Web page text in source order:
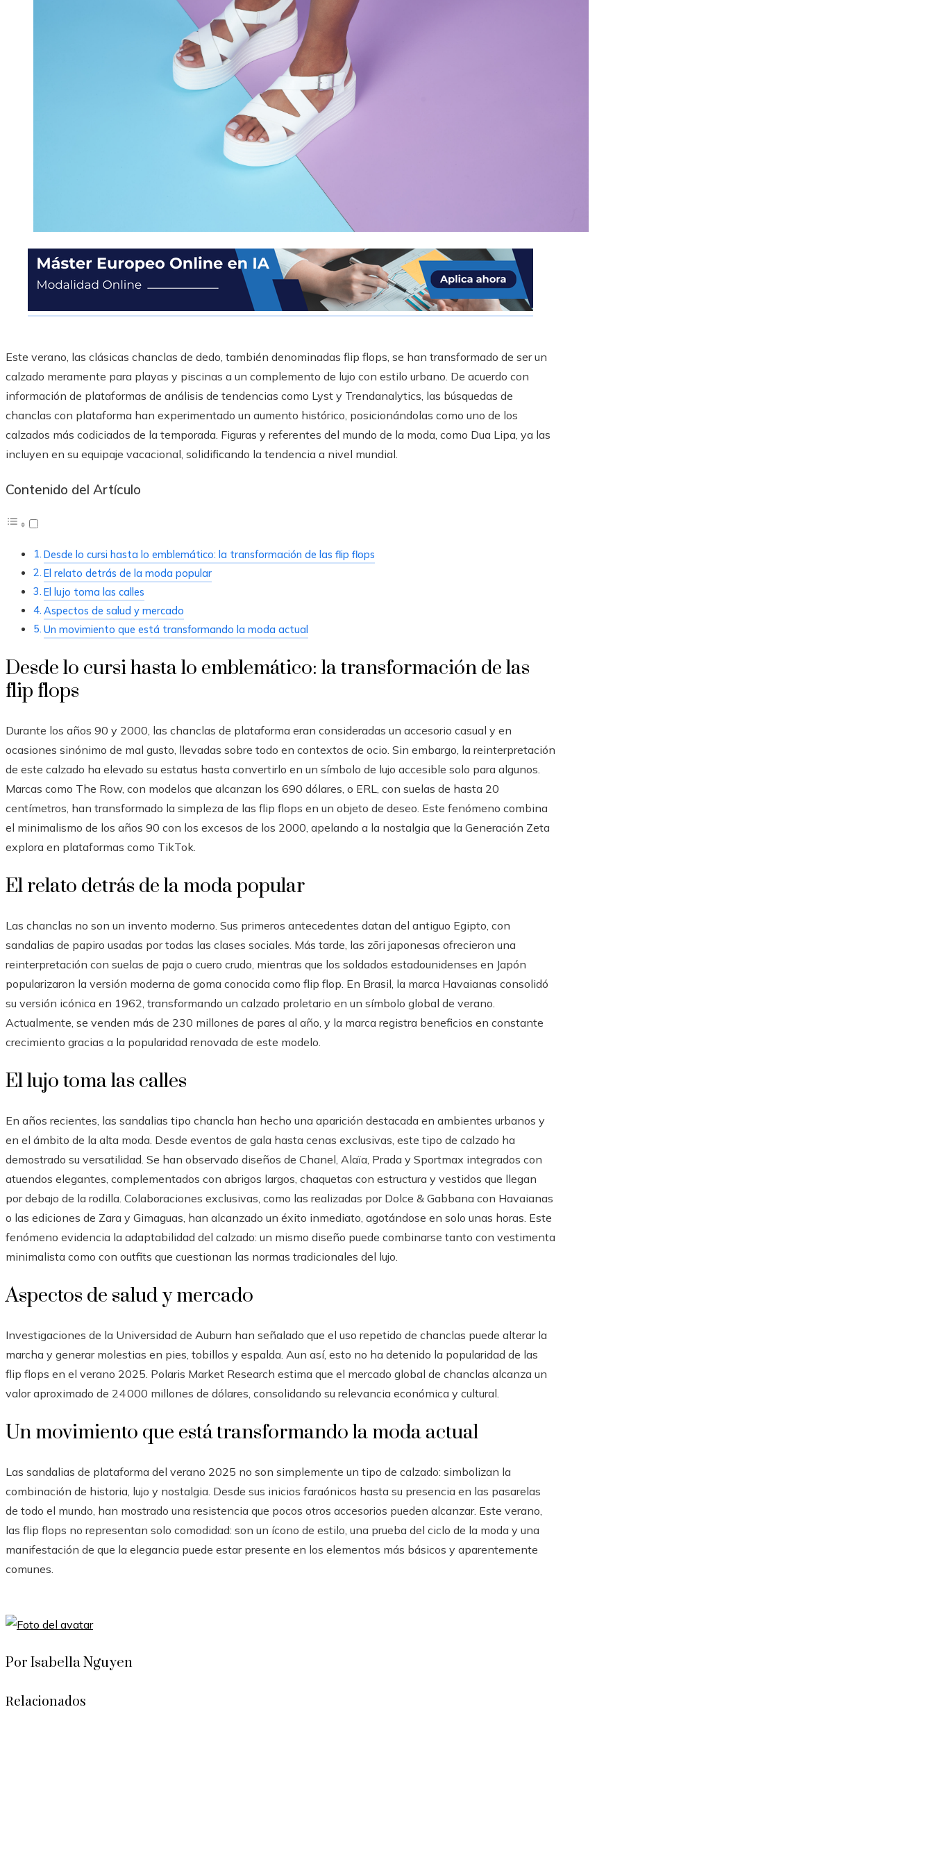
Este verano, las clásicas chanclas de dedo, también denominadas flip flops, se han transformado de ser un
calzado meramente para playas y piscinas a un complemento de lujo con estilo urbano. De acuerdo con
información de plataformas de análisis de tendencias como Lyst y Trendanalytics, las búsquedas de
chanclas con plataforma han experimentado un aumento histórico, posicionándolas como uno de los
calzados más codiciados de la temporada. Figuras y referentes del mundo de la moda, como Dua Lipa, ya las
incluyen en su equipaje vacacional, solidificando la tendencia a nivel mundial.
Contenido del Artículo
Desde lo cursi hasta lo emblemático: la transformación de las flip flops
El relato detrás de la moda popular
El lujo toma las calles
Aspectos de salud y mercado
Un movimiento que está transformando la moda actual
Desde lo cursi hasta lo emblemático: la transformación de las
flip flops
Durante los años 90 y 2000, las chanclas de plataforma eran consideradas un accesorio casual y en
ocasiones sinónimo de mal gusto, llevadas sobre todo en contextos de ocio. Sin embargo, la reinterpretación
de este calzado ha elevado su estatus hasta convertirlo en un símbolo de lujo accesible solo para algunos.
Marcas como The Row, con modelos que alcanzan los 690 dólares, o ERL, con suelas de hasta 20
centímetros, han transformado la simpleza de las flip flops en un objeto de deseo. Este fenómeno combina
el minimalismo de los años 90 con los excesos de los 2000, apelando a la nostalgia que la Generación Zeta
explora en plataformas como TikTok.
El relato detrás de la moda popular
Las chanclas no son un invento moderno. Sus primeros antecedentes datan del antiguo Egipto, con
sandalias de papiro usadas por todas las clases sociales. Más tarde, las zōri japonesas ofrecieron una
reinterpretación con suelas de paja o cuero crudo, mientras que los soldados estadounidenses en Japón
popularizaron la versión moderna de goma conocida como flip flop. En Brasil, la marca Havaianas consolidó
su versión icónica en 1962, transformando un calzado proletario en un símbolo global de verano.
Actualmente, se venden más de 230 millones de pares al año, y la marca registra beneficios en constante
crecimiento gracias a la popularidad renovada de este modelo.
El lujo toma las calles
En años recientes, las sandalias tipo chancla han hecho una aparición destacada en ambientes urbanos y
en el ámbito de la alta moda. Desde eventos de gala hasta cenas exclusivas, este tipo de calzado ha
demostrado su versatilidad. Se han observado diseños de Chanel, Alaïa, Prada y Sportmax integrados con
atuendos elegantes, complementados con abrigos largos, chaquetas con estructura y vestidos que llegan
por debajo de la rodilla. Colaboraciones exclusivas, como las realizadas por Dolce & Gabbana con Havaianas
o las ediciones de Zara y Gimaguas, han alcanzado un éxito inmediato, agotándose en solo unas horas. Este
fenómeno evidencia la adaptabilidad del calzado: un mismo diseño puede combinarse tanto con vestimenta
minimalista como con outfits que cuestionan las normas tradicionales del lujo.
Aspectos de salud y mercado
Investigaciones de la Universidad de Auburn han señalado que el uso repetido de chanclas puede alterar la
marcha y generar molestias en pies, tobillos y espalda. Aun así, esto no ha detenido la popularidad de las
flip flops en el verano 2025. Polaris Market Research estima que el mercado global de chanclas alcanza un
valor aproximado de 24 000 millones de dólares, consolidando su relevancia económica y cultural.
Un movimiento que está transformando la moda actual
Las sandalias de plataforma del verano 2025 no son simplemente un tipo de calzado: simbolizan la
combinación de historia, lujo y nostalgia. Desde sus inicios faraónicos hasta su presencia en las pasarelas
de todo el mundo, han mostrado una resistencia que pocos otros accesorios pueden alcanzar. Este verano,
las flip flops no representan solo comodidad: son un ícono de estilo, una prueba del ciclo de la moda y una
manifestación de que la elegancia puede estar presente en los elementos más básicos y aparentemente
comunes.
Por Isabella Nguyen
Relacionados